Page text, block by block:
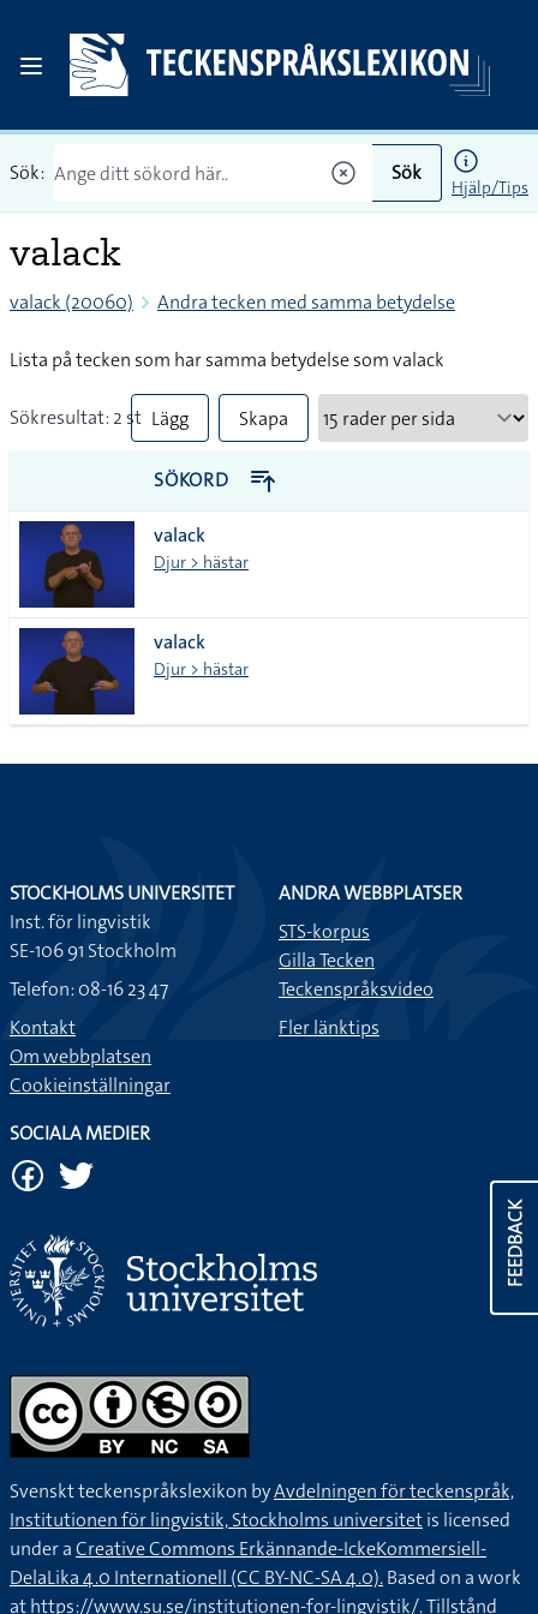
Sök: Sök
Hjälp/Tips
valack
valack (20060) Andra tecken med samma betydelse
Lista på tecken som har samma betydelse som valack
Sökresultat: 2 st Lägg
till
alla i
lista
Skapa
PDF
SÖKORD
valack
Djur > hästar
valack
Djur > hästar
FEEDBACK
STOCKHOLMS UNIVERSITET
Inst. för lingvistik
SE-106 91 Stockholm
Telefon: 08-16 23 47
Kontakt
Om webbplatsen
Cookieinställningar
ANDRA WEBBPLATSER
STS-korpus
Gilla Tecken
Teckenspråksvideo
Fler länktips
SOCIALA MEDIER
Svenskt teckenspråkslexikon byAvdelningen för teckenspråk,
Institutionen för lingvistik, Stockholms universitetis licensed
under aCreative Commons Erkännande-IckeKommersiell-
DelaLika 4.0 Internationell (CC BY-NC-SA 4.0).Based on a work
athttps://www.su.se/institutionen-for-lingvistik/. Tillstånd